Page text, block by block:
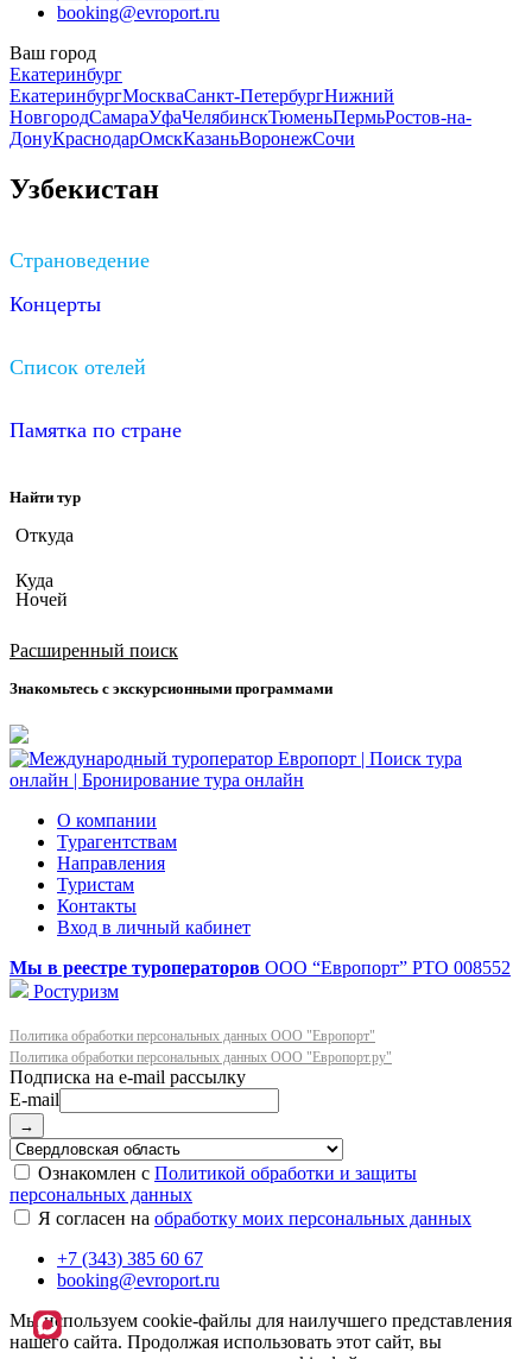
booking@evroport.ru
Ваш город
Екатеринбург
ЕкатеринбургМоскваСанкт-ПетербургНижний
НовгородСамараУфаЧелябинскТюменьПермьРостов-на-
ДонуКраснодарОмскКазаньВоронежСочи
Узбекистан
Страноведение
Концерты
Список отелей
Памятка по стране
Найти тур
Откуда
Куда
Ночей
Расширенный поиск
Знакомьтесь с экскурсионными программами
О компании
Турагентствам
Направления
Туристам
Контакты
Вход в личный кабинет
Мы в реестре туроператоров ООО “Европорт” РТО 008552
Ростуризм
Политика обработки персональных данных ООО "Европорт"
Политика обработки персональных данных ООО "Европорт.ру"
E-mail
→
Ознакомлен с Политикой обработки и защиты
персональных данных
Я согласен на обработку моих персональных данных
+7 (343) 385 60 67
booking@evroport.ru
Мы используем cookie-файлы для наилучшего представления
нашего сайта. Продолжая использовать этот сайт, вы